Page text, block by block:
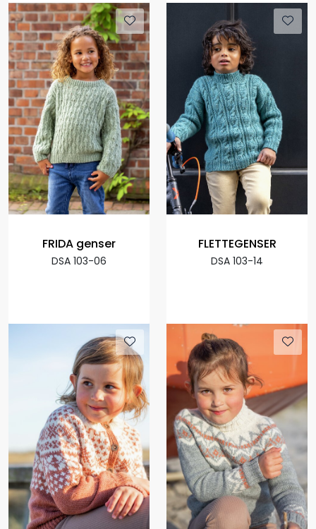
FRIDA genser
DSA 103-06
FLETTEGENSER
DSA 103-14